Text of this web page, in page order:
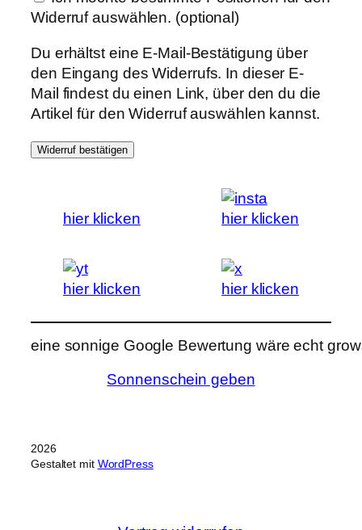
Widerruf auswählen. (optional)
Du erhältst eine E-Mail-Bestätigung über
den Eingang des Widerrufs. In dieser E-
Mail findest du einen Link, über den du die
Artikel für den Widerruf auswählen kannst.
Widerruf bestätigen
hier klicken hier klicken
hier klicken hier klicken
eine sonnige Google Bewertung wäre echt
Sonnenschein geben
2026
Gestaltet mit WordPress